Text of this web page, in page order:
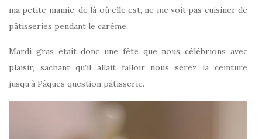
ma petite mamie, de là où elle est, ne me voit pas cuisiner de
pâtisseries pendant le carême.
Mardi gras était donc une fête que nous célébrions avec
plaisir, sachant qu’il allait falloir nous serez la ceinture
jusqu’à Pâques question pâtisserie.